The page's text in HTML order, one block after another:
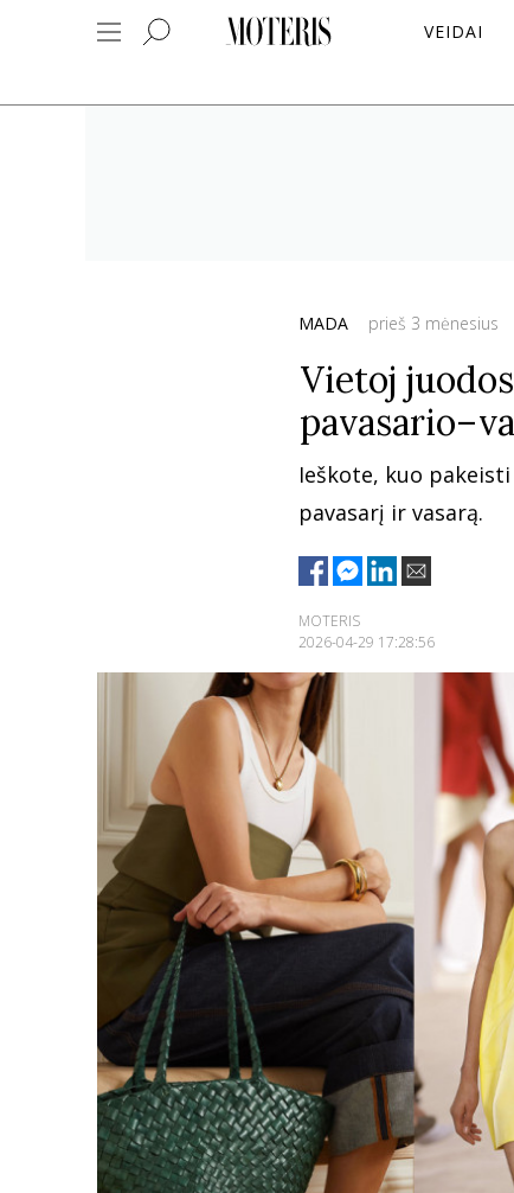
VEIDAI
MADA prieš 3 mėnesius
Vietoj
Ieškote, kuo
pavasarį ir vasarą.
MOTERIS
2026-04-29 17:28:56